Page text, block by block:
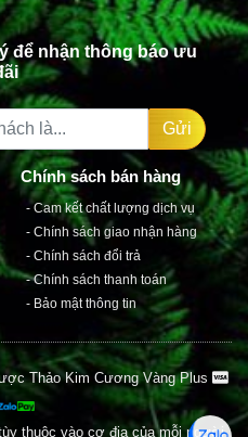
để nhận thông báo ưu
Gửi
Thảo Kim Cương Vàng Plus
thuộc vào cơ địa của mỗi người